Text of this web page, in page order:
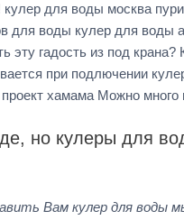
для воды москва
воды кулер для воды
эту гадость из под
при подлючении
хамама Можно
но кулеры для
Вам кулер для воды